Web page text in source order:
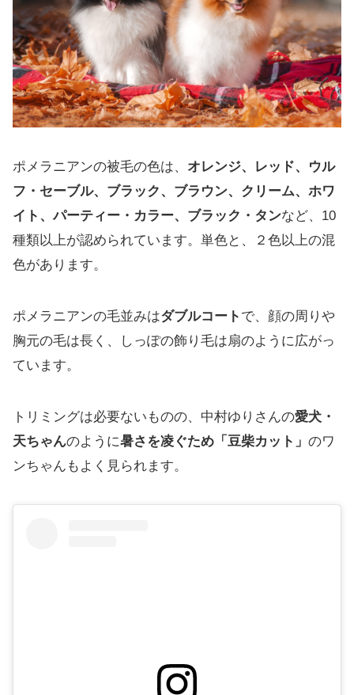
ポメラニアンの被毛の色は、 オレンジ、レッド、ウル
フ・セーブル、ブラック、ブラウン、クリーム、ホワ
イト、パーティー・カラー、ブラック・タンなど、10
種類以上が認められています。単色と、２色以上の混
色があります。
ポメラニアンの毛並みはダブルコート で、顔の周りや
胸元の毛は長く、しっぽの飾り毛は扇のように広がっ
ています。
トリミングは必要ないものの、中村ゆりさんの愛犬・
天ちゃんのように暑さを凌ぐため「豆柴カット」 のワ
ンちゃんもよく見られます。